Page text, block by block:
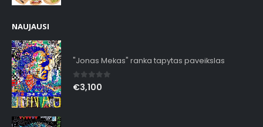
NAUJAUSI
"Jonas Mekas" ranka tapytas paveikslas
0out of 5
€3,100